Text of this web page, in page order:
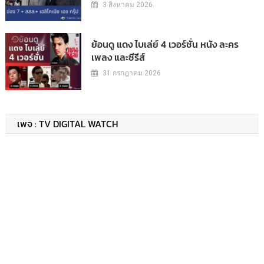
3 สิงหาคม 2026
ย้อนดู แดง ไบเล่ย์ 4 เวอร์ชั่น หนัง ละคร
เพลง และซีรีส์
31 กรกฎาคม 2026
เพจ : TV DIGITAL WATCH